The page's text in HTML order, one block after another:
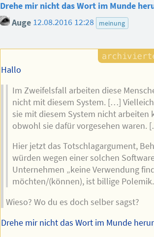
Drehe mir nicht das Wort im Munde
Auge 12.08.2016 12:28 meinung
Hallo
Im Zweifelsfall arbeiten diese
nicht mit diesem System. […]
sie mit diesem System nicht arbeiten
obwohl sie dafür vorgesehen waren.
Hier jetzt das Totschlagargument,
würden wegen einer solchen
Unternehmen „keine Verwendung
möchten/(können), ist billige Polemik.
Wieso? Wo du es doch selber sagst?
Drehe mir nicht das Wort im Munde